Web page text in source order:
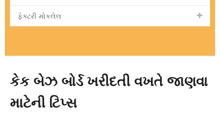
ફેક્ટરી મોકલેલ
કેક બેઝ બોર્ડ ખરીદતી વખતે જાણવા
માટેની ટિપ્સ